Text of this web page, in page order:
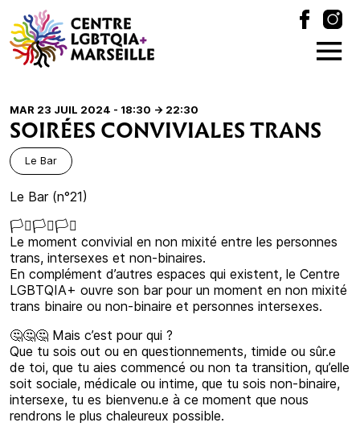
MAR 23 JUIL 2024 - 18:30 -> 22:30
SOIRÉES CONVIVIALES TRANS
Le Bar
Le Bar (n°21)
🏳️‍⚧️🏳️‍⚧️🏳️‍⚧️
Le moment convivial en non mixité entre les personnes
trans, intersexes et non-binaires.
En complément d’autres espaces qui existent, le Centre
LGBTQIA+ ouvre son bar pour un moment en non mixité
trans binaire ou non-binaire et personnes intersexes.
🤔🤔🤔 Mais c’est pour qui ?
Que tu sois out ou en questionnements, timide ou sûr.e
de toi, que tu aies commencé ou non ta transition, qu’elle
soit sociale, médicale ou intime, que tu sois non-binaire,
intersexe, tu es bienvenu.e à ce moment que nous
rendrons le plus chaleureux possible.